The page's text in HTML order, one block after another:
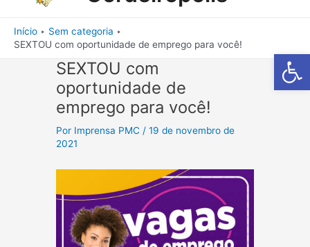
Barra de
Início
Sem categoria
SEXTOU com oportunidade de emprego para você!
SEXTOU com
oportunidade de
emprego para você!
Por Imprensa PMC /19 de novembro de
2021